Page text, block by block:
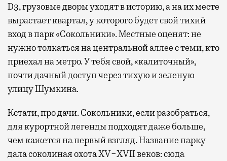
D3, грузовые дворы уходят в историю, а на их месте
вырастает квартал, у которого будет свой тихий
вход в парк «Сокольники». Местные оценят: не
нужно толкаться на центральной аллее с теми, кто
приехал на метро. У тебя свой, «калиточный»,
почти дачный доступ через тихую и зеленую
улицу Шумкина.
Кстати, про дачи. Сокольники, если разобраться,
для курортной легенды подходят даже больше,
чем кажется на первый взгляд. Название парку
дала соколиная охота XV−XVII веков: сюда